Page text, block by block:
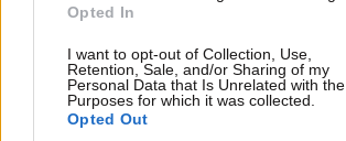
Opted In
I want to opt-out of Collection, Use,
Retention, Sale, and/or Sharing of my
Personal Data that Is Unrelated with the
Purposes for which it was collected.
Opted Out